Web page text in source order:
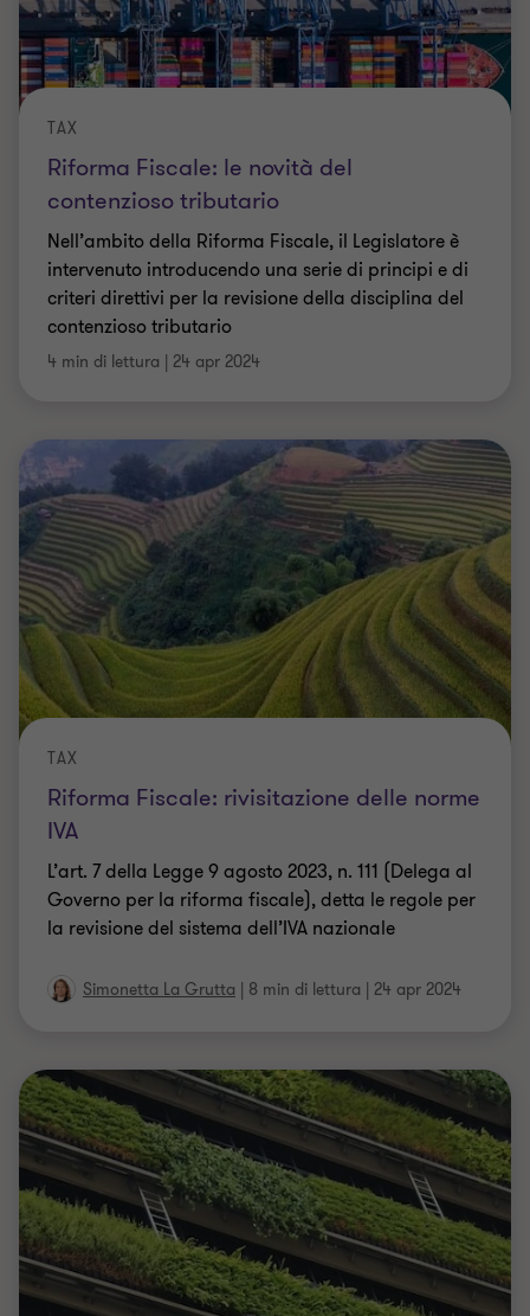
contenzioso tributario
Nell’ambito della Riforma Fiscale, il Legislatore è
criteri direttivi per la revisione della disciplina del
contenzioso tributario
4 min di lettura | 24 apr 2024
Riforma Fiscale: rivisitazione delle norme
IVA
TAX
L’art. 7 della Legge 9 agosto 2023, n. 111 (Delega al
la revisione del sistema dell’IVA nazionale
Bernoni Grant Thornton tra le 100
eccellenze della consulenza
FORBES